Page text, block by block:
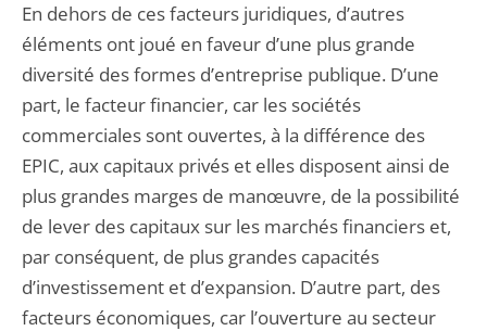
En dehors de ces facteurs juridiques, d’autres
éléments ont joué en faveur d’une plus grande
diversité des formes d’entreprise publique. D’une
part, le facteur financier, car les sociétés
commerciales sont ouvertes, à la différence des
EPIC, aux capitaux privés et elles disposent ainsi de
plus grandes marges de manœuvre, de la possibilité
de lever des capitaux sur les marchés financiers et,
par conséquent, de plus grandes capacités
d’investissement et d’expansion. D’autre part, des
facteurs économiques, car l’ouverture au secteur